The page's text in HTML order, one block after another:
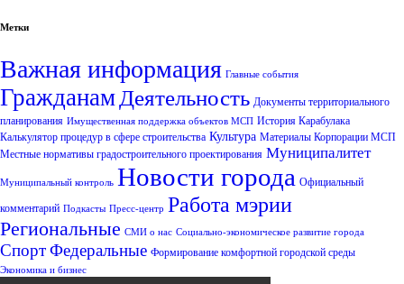
Метки
Важная информация Главные события
Гражданам Деятельность Документы территориального
планирования Имущественная поддержка объектов МСП История Карабулака
Калькулятор процедур в сфере строительства Культура Материалы Корпорации МСП
Местные нормативы градостроительного проектирования Муниципалитет
Муниципальный контроль Новости города Официальный
комментарий Подкасты Пресс-центр Работа мэрии
Региональные СМИ о нас Социально-экономическое развитие города
СпортФедеральные Формирование комфортной городской среды
Экономика и бизнес